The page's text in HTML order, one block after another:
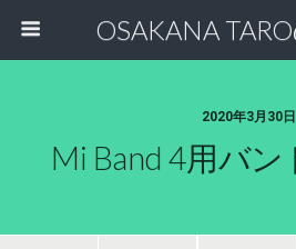
OSAKANA
2020年3月30日
Mi Band 4用バ